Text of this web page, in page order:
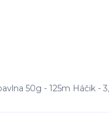
50g - 125m Háčik -